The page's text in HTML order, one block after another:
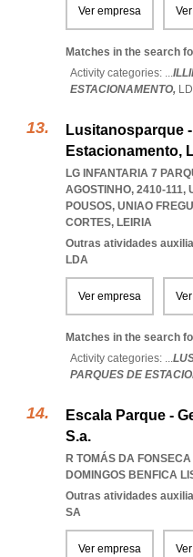
Ver empresa
Matches in the search
Activity categories: ...
ESTACIONAMENTO,
Lusitanosparque
Estacionamento,
LG INFANTARIA 7
AGOSTINHO, 2410-111,
POUSOS, UNIAO
CORTES, LEIRIA
Outras atividades
LDA
Ver empresa
Matches in the search
Activity categories: ...
PARQUES DE
Escala Parque -
S.a.
R TOMÁS DA
DOMINGOS BENFICA
Outras atividades
SA
Ver empresa